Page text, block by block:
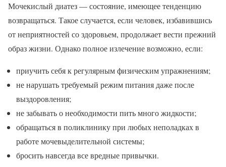
Мочекислый диатез — состояние, имеющее тенденцию
возвращаться. Такое случается, если человек, избавившись
от неприятностей со здоровьем, продолжает вести прежний
образ жизни. Однако полное излечение возможно, если:
приучить себя к регулярным физическим упражнениям;
не нарушать требуемый режим питания даже после
выздоровления;
не забывать о необходимости пить много жидкости;
обращаться в поликлинику при любых неполадках в
работе мочевыделительной системы;
бросить навсегда все вредные привычки.